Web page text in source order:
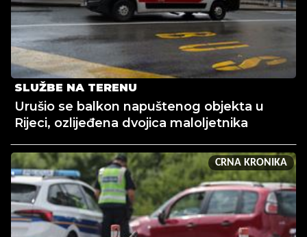
SLUŽBE NA TERENU
Urušio se balkon napuštenog objekta u
Rijeci, ozlijeđena dvojica maloljetnika
CRNA KRONIKA